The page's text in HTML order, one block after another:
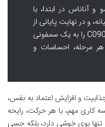
آناناس در ابتدا، با
و در نهایت پایانی از
سدر و مشک، اسپری سورینت C090 را به یک سمفونی
مرحله، احساسات و
و افزایش اعتماد به نفس،
کاری مهم، با هر حرکت، رایحه
بوی خوشی دارد، بلکه حسی